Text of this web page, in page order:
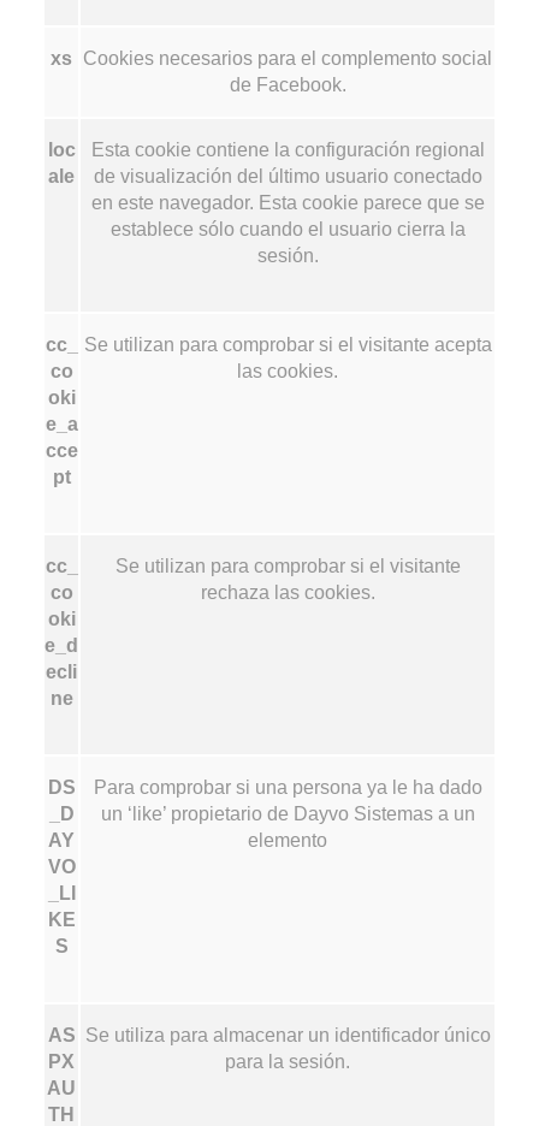
xs
Cookies necesarios para el complemento social
de Facebook.
loc
ale
Esta cookie contiene la configuración regional
de visualización del último usuario conectado
en este navegador. Esta cookie parece que se
establece sólo cuando el usuario cierra la
sesión.
cc_
co
oki
e_a
cce
pt
Se utilizan para comprobar si el visitante acepta
las cookies.
cc_
co
oki
e_d
ecli
ne
Se utilizan para comprobar si el visitante
rechaza las cookies.
DS
_D
AY
VO
_LI
KE
S
Para comprobar si una persona ya le ha dado
un ‘like’ propietario de Dayvo Sistemas a un
elemento
AS
PX
AU
TH
Se utiliza para almacenar un identificador único
para la sesión.